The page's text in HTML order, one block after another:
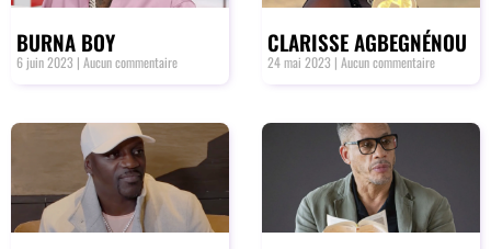
BURNA BOY
6 juin 2023 Aucun commentaire
CLARISSE AGBEGNÉNOU
24 mai 2023 Aucun commentaire